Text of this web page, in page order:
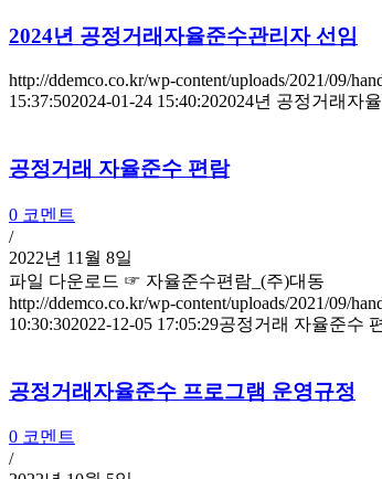
2024년 공정거래자율준수관리자 선임
http://ddemco.co.kr/wp-content/uploads/2021/09/
15:37:502024-01-24 15:40:202024년 공정거래자
공정거래 자율준수 편람
0 코멘트
/
2022년 11월 8일
파일 다운로드 ☞ 자율준수편람_(주)대동
http://ddemco.co.kr/wp-content/uploads/2021/09/
10:30:302022-12-05 17:05:29공정거래 자율준수
공정거래자율준수 프로그램 운영규정
0 코멘트
/